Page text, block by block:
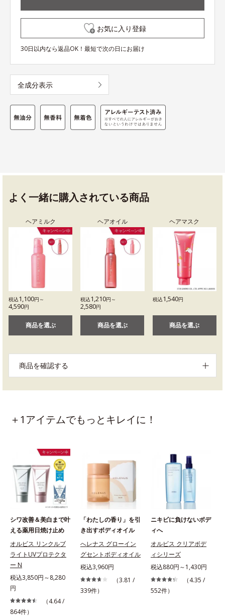
お気に入り登録
30日以内なら返品OK！最短で次の日にお届け
全成分表示
よく一緒に購入されている商品
ヘアミルク
税込1,100円～
4,590円
商品を選ぶ
ヘアオイル
税込1,210円～
2,580円
商品を選ぶ
ヘアマスク
税込1,540円
商品を選ぶ
商品を確認する
＋1アイテムでもっとキレイに！
シワ改善＆美白まで叶
える薬用日焼け止め
オルビス リンクルブ
ライトUVプロテクタ
ー N
税込3,850円～8,280
円
（4.64 /
864件）
「わたしの香り」を引
き出すボディオイル
へレナス グローイン
グセントボディオイル
税込3,960円
（3.81 /
339件）
ニキビに負けないボデ
ィへ
オルビス クリアボデ
ィシリーズ
税込880円～1,430円
（4.35 /
552件）